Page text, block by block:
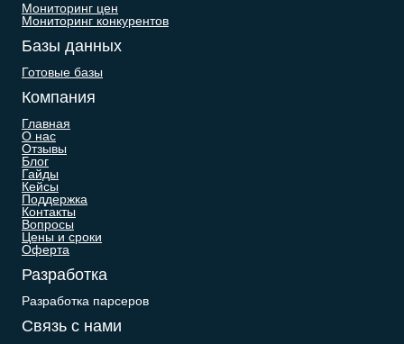
Мониторинг цен
Мониторинг конкурентов
Базы данных
Готовые базы
Компания
Главная
О нас
Отзывы
Блог
Гайды
Кейсы
Поддержка
Контакты
Вопросы
Цены и сроки
Оферта
Разработка
Разработка парсеров
Связь с нами